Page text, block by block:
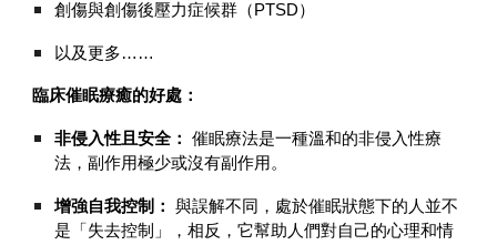
創傷與創傷後壓力症候群（PTSD）
以及更多……
臨床催眠療癒的好處：
非侵入性且安全：
催眠療法是一種溫和的非侵入性療
法，副作用極少或沒有副作用。
增強自我控制：
與誤解不同，處於催眠狀態下的人並不
是「失去控制」，相反，它幫助人們對自己的心理和情